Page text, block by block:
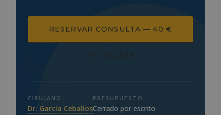
RESERVAR CONSULTA — 40 €
971 254 686
CIRUJANO
Dr. García Ceballos
PRESUPUESTO
Cerrado por escrito